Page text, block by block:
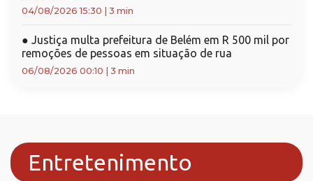
04/08/2026 15:30 3 min
● Justiça multa prefeitura de Belém em R 500 mil por
remoções de pessoas em situação de rua
06/08/2026 00:10 3 min
Entretenimento